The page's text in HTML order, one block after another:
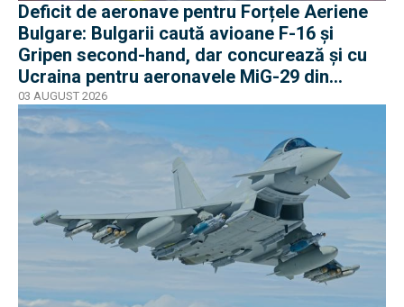
Deficit de aeronave pentru Forțele Aeriene
Bulgare: Bulgarii caută avioane F-16 și
Gripen second-hand, dar concurează și cu
Ucraina pentru aeronavele MiG-29 din
Polonia
03 AUGUST 2026